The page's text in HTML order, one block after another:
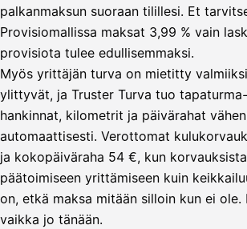
palkanmaksun suoraan tilillesi. Et
Provisiomallissa maksat 3,99 % vain
provisiota tulee edullisemmaksi.
Myös yrittäjän turva on mietitty
ylittyvät, ja Truster Turva tuo
hankinnat, kilometrit ja päivärahat
automaattisesti. Verottomat
ja kokopäiväraha 54 €, kun
päätoimiseen yrittämiseen kuin
on, etkä maksa mitään silloin kun ei
vaikka jo tänään.
Asiakas
Acme
Oy
Lähetä